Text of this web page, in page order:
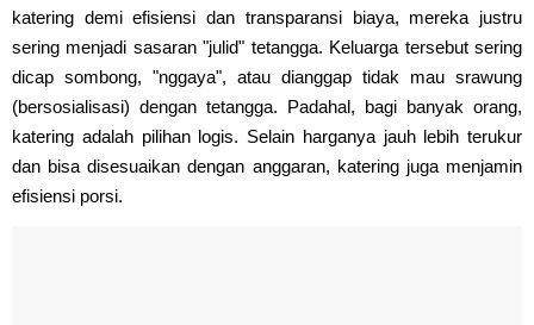
katering demi efisiensi dan transparansi biaya, mereka justru
sering menjadi sasaran "julid" tetangga. Keluarga tersebut sering
dicap sombong, "nggaya", atau dianggap tidak mau srawung
(bersosialisasi) dengan tetangga. Padahal, bagi banyak orang,
katering adalah pilihan logis. Selain harganya jauh lebih terukur
dan bisa disesuaikan dengan anggaran, katering juga menjamin
efisiensi porsi.